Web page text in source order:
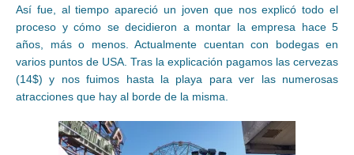
Así fue, al tiempo apareció un joven que nos explicó todo el
proceso y cómo se decidieron a montar la empresa hace 5
años, más o menos. Actualmente cuentan con bodegas en
varios puntos de USA. Tras la explicación pagamos las cervezas
(14$) y nos fuimos hasta la playa para ver las numerosas
atracciones que hay al borde de la misma.